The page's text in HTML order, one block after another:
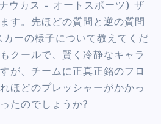
ウカス – オートスポーツ) ザ
す。先ほどの質問と逆の質問
ーの様子について教えてくだ
クールで、賢く冷静なキャラ
が、チームに正真正銘のフロ
ほどのプレッシャーがかかっ
たのでしょうか?